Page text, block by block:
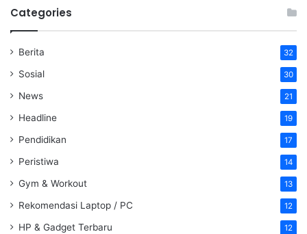
Categories
Berita 32
Sosial 30
News 21
Headline 19
Pendidikan 17
Peristiwa 14
Gym & Workout 13
Rekomendasi Laptop / PC 12
HP & Gadget Terbaru 12